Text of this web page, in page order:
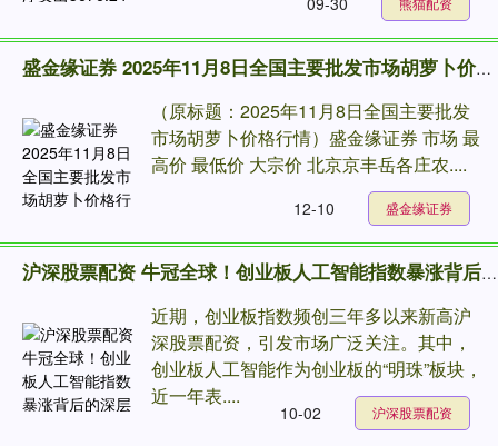
盛金缘证券 2025年11月8日全国主要批发市场胡萝卜价格行情
（原标题：2025年11月8日全国主要批发
市场胡萝卜价格行情）盛金缘证券 市场 最
高价 最低价 大宗价 北京京丰岳各庄农....
盛金缘证券
12-10
沪深股票配资 牛冠全球！创业板人工智能指数暴涨背后的深层逻辑是什么？
近期，创业板指数频创三年多以来新高沪
深股票配资，引发市场广泛关注。其中，
创业板人工智能作为创业板的“明珠”板块，
近一年表....
沪深股票配资
10-02